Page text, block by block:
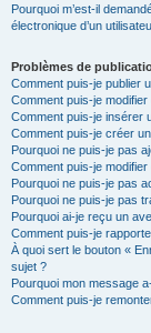
Pourquoi m’est-il
électronique d’un
Problèmes de
Comment puis-je publier
Comment puis-je
Comment puis-je insérer
Comment puis-je créer
Pourquoi ne puis-je pas
Comment puis-je
Pourquoi ne puis-je pas
Pourquoi ne puis-je pas
Pourquoi ai-je reçu un
Comment puis-je
À quoi sert le bouton «
sujet ?
Pourquoi mon message
Comment puis-je